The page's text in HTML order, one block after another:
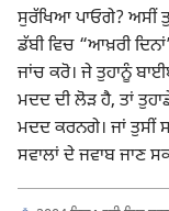
ਸੁਰੱਖਿਆ ਪਾਓਗੇ? ਅਸੀਂ
ਡੱਬੀ ਵਿਚ “ਆਖ਼ਰੀ
ਜਾਂਚ ਕਰੋ। ਜੇ ਤੁਹਾਨੂੰ
ਮਦਦ ਦੀ ਲੋੜ ਹੈ, ਤਾਂ
ਮਦਦ ਕਰਨਗੇ। ਜਾਂ ਤੁਸੀਂ
ਸਵਾਲਾਂ ਦੇ ਜਵਾਬ ਜਾਣ